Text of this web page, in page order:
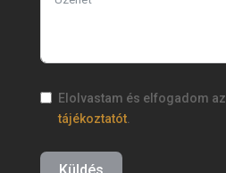
Elolvastam és elfogadom az
tájékoztatót.